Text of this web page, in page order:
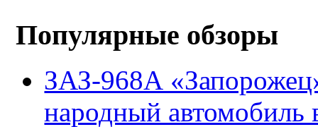
Популярные обзоры
ЗАЗ-968А
народный